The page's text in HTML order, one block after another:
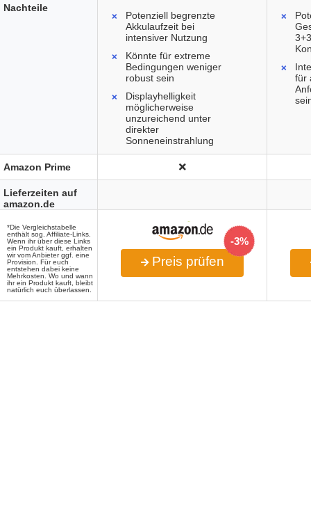
Potenziell begrenzte
Akkulaufzeit bei
intensiver Nutzung
Könnte für extreme
Bedingungen weniger
robust sein
Displayhelligkeit
möglicherweise
unzureichend unter
direkter
Sonneneinstrahlung
für
-3%
Preis prüfen
Nachteile
Amazon Prime
Lieferzeiten auf
amazon.de
*Die Vergleichstabelle
enthält sog. Affiliate-Links.
Wenn ihr über diese Links
ein Produkt kauft, erhalten
wir vom Anbieter ggf. eine
Provision. Für euch
entstehen dabei keine
Mehrkosten. Wo und wann
ihr ein Produkt kauft, bleibt
natürlich euch überlassen.